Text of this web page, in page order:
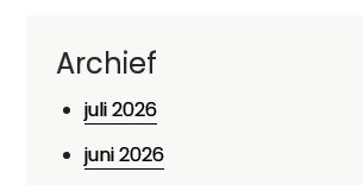
Archief
juli 2026
juni 2026